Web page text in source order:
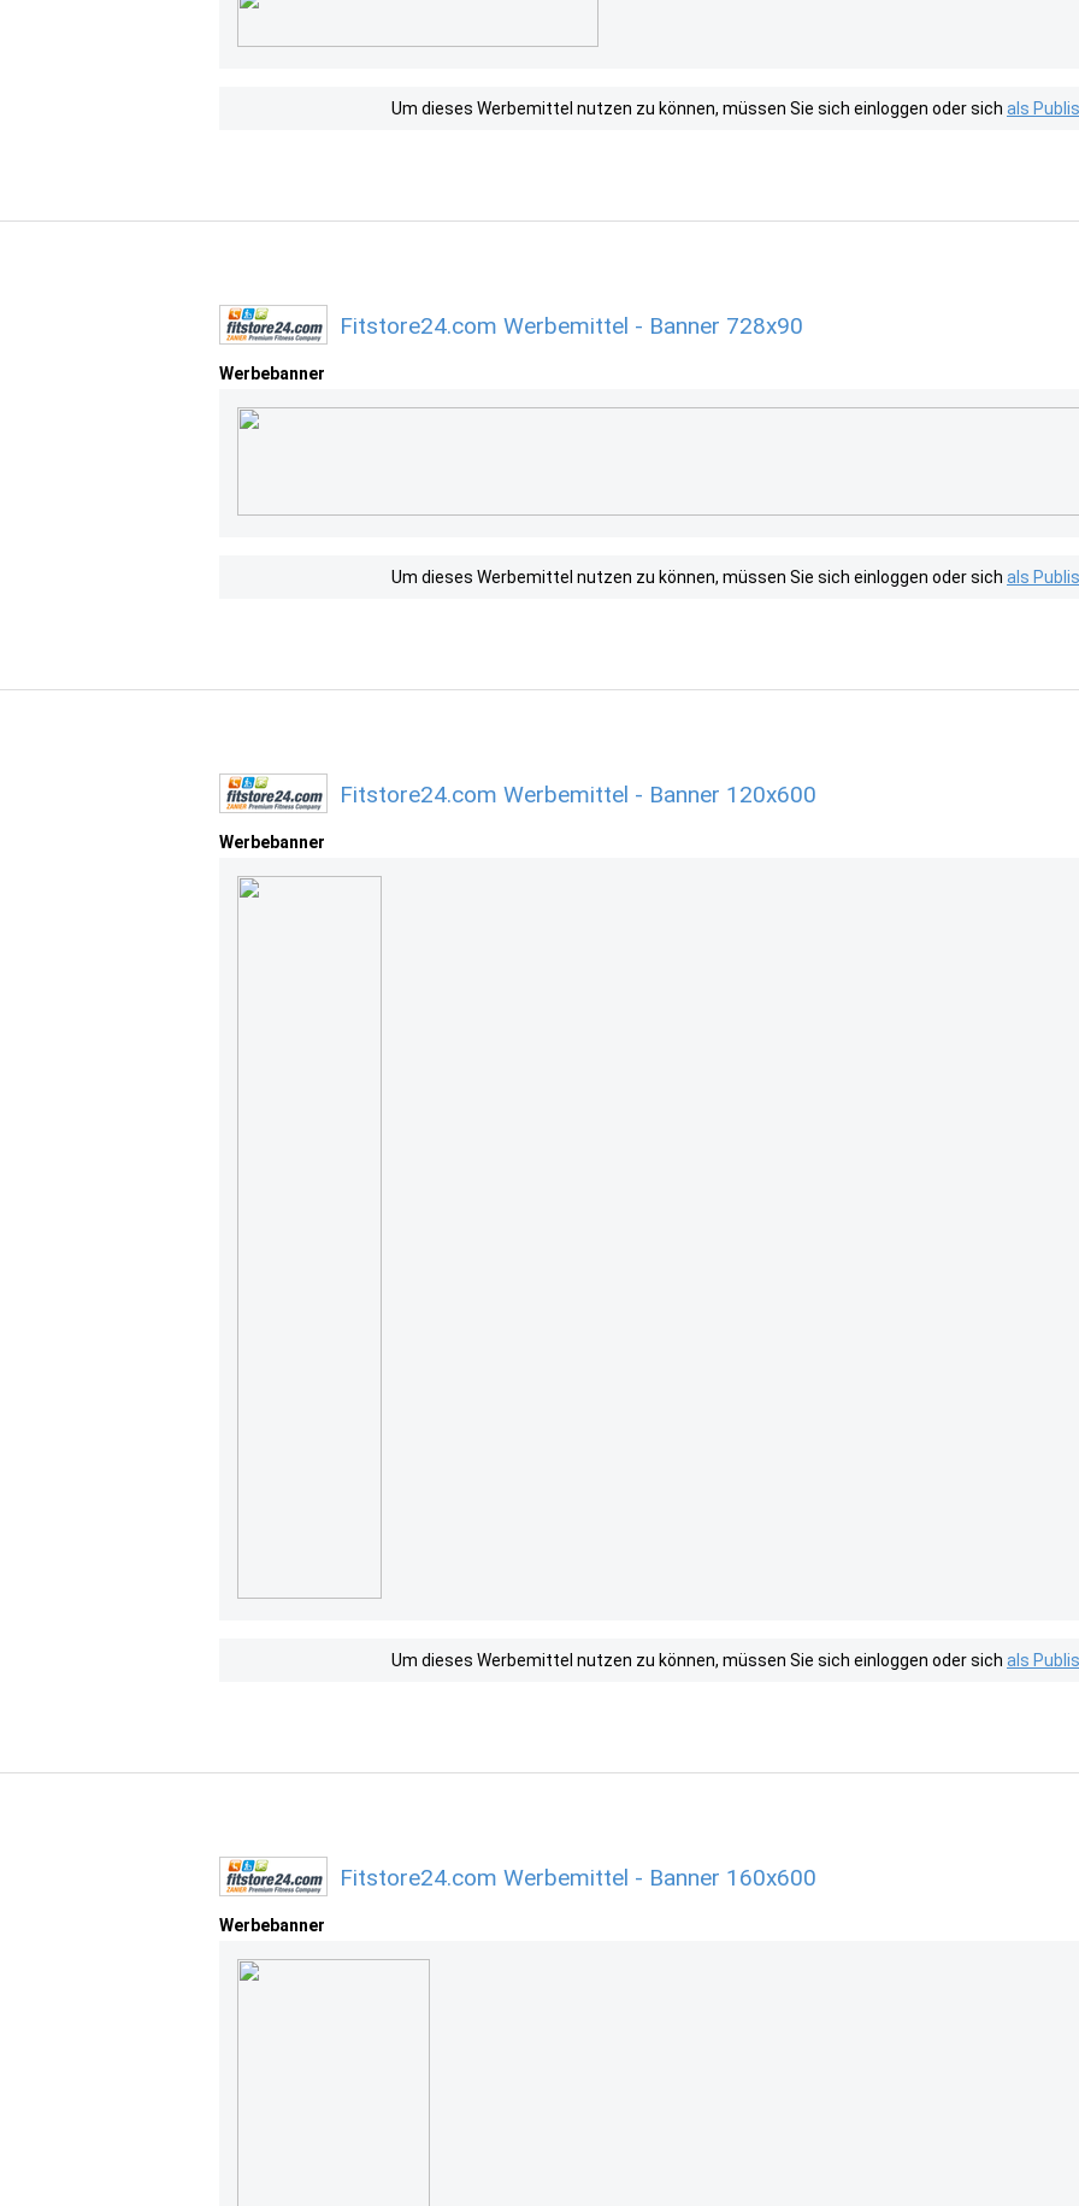
Um dieses Werbemittel nutzen zu können, müssen Sie sich einloggen oder sich als
Fitstore24.com Werbemittel - Banner 728x90
Werbebanner
Um dieses Werbemittel nutzen zu können, müssen Sie sich einloggen oder sich als
Fitstore24.com Werbemittel - Banner 120x600
Werbebanner
Um dieses Werbemittel nutzen zu können, müssen Sie sich einloggen oder sich als
Fitstore24.com Werbemittel - Banner 160x600
Werbebanner